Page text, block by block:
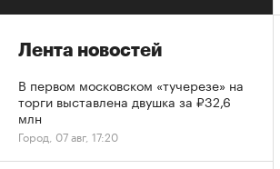
Лента новостей
В первом московском «тучерезе» на
торги выставлена двушка за ₽32,6
млн
Город, 07 авг, 17:20